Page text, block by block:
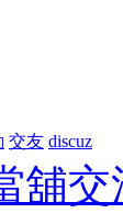
交友 discuz
舖交